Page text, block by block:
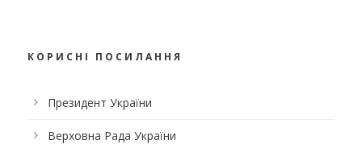
КОРИСНІ ПОСИЛАННЯ
Президент України
Верховна Рада України